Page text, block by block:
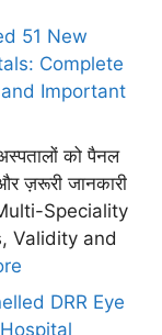
51 New
Complete
Important
को पैनल
ज़रूरी जानकारी
Speciality
Validity and
DRR Eye